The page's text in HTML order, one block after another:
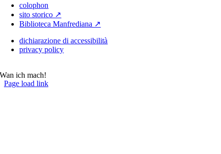
colophon
sito storico ↗
Biblioteca Manfrediana ↗
dichiarazione di accessibilità
privacy policy
Wan ich mach!
Page load link